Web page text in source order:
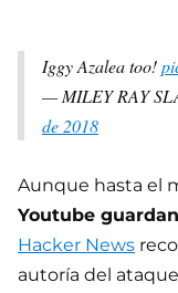
Iggy Azalea too!
— MILEY RAY
de 2018
Aunque hasta el
Youtube
Hacker News
autoría del